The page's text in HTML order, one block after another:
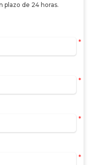
plazo de 24 horas.
*
*
*
*